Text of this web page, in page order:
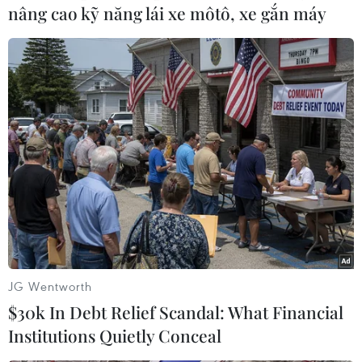
Bình Thuận
Lâm Đồng
Theo dõi VietnamPlus
TIN LIÊN QUAN
nâng cao kỹ năng lái xe môtô, xe gắn máy
JG Wentworth
$30k In Debt Relief Scandal: What Financial
Institutions Quietly Conceal